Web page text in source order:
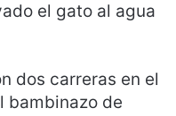
el gato al agua
dos carreras en el
bambinazo de